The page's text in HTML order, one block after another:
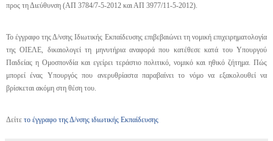
προς τη Διεύθυνση (ΑΠ 3784/7-5-2012 και ΑΠ 3977/11-5-2012).
Το έγγραφο της Δ/νσης Ιδιωτικής Εκπαίδευσης επιβεβαιώνει τη νομική επιχειρηματολογία
της ΟΙΕΛΕ, δικαιολογεί τη μηνυτήρια αναφορά που κατέθεσε κατά του Υπουργού
Παιδείας η Ομοσπονδία και εγείρει τεράστιο πολιτικό, νομικό και ηθικό ζήτημα. Πώς
μπορεί ένας Υπουργός που ανερυθρίαστα παραβαίνει το νόμο να εξακολουθεί να
βρίσκεται ακόμη στη θέση του.
Δείτε το έγγραφο της Δ/νσης ιδιωτικής Εκπαίδευσης